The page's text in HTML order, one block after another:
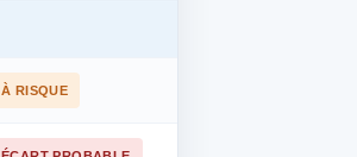
À RISQUE